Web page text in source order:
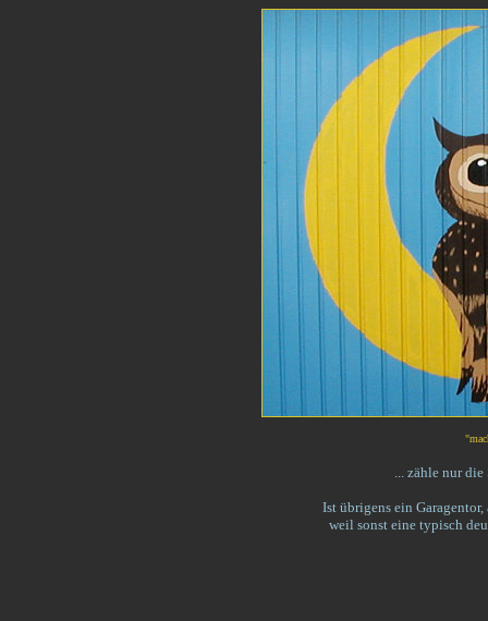
... zähle nur
Ist übrigens ein
weil sonst eine typisch